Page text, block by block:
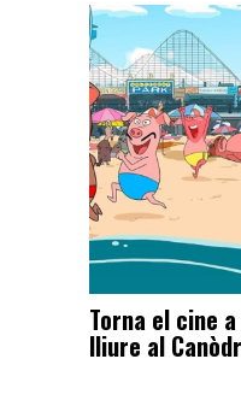
Torna el cine
lliure al